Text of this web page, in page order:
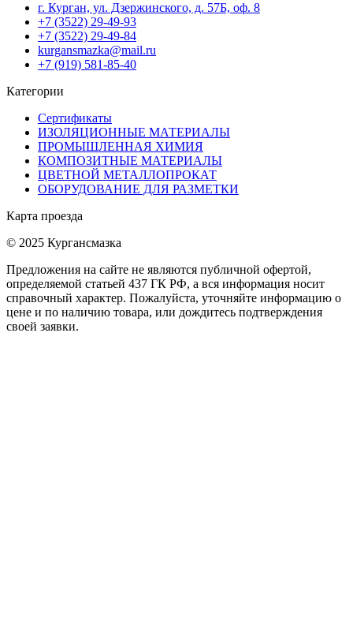
г. Курган, ул. Дзержинского, д. 57Б, оф. 8
+7 (3522) 29-49-93
+7 (3522) 29-49-84
kurgansmazka@mail.ru
+7 (919) 581-85-40
Категории
Сертификаты
ИЗОЛЯЦИОННЫЕ МАТЕРИАЛЫ
ПРОМЫШЛЕННАЯ ХИМИЯ
КОМПОЗИТНЫЕ МАТЕРИАЛЫ
ЦВЕТНОЙ МЕТАЛЛОПРОКАТ
ОБОРУДОВАНИЕ ДЛЯ РАЗМЕТКИ
Карта проезда
© 2025 Кургансмазка
Предложения на сайте не являются публичной офертой,
определяемой статьей 437 ГК РФ, а вся информация носит
справочный характер. Пожалуйста, уточняйте информацию о
цене и по наличию товара, или дождитесь подтверждения
своей заявки.